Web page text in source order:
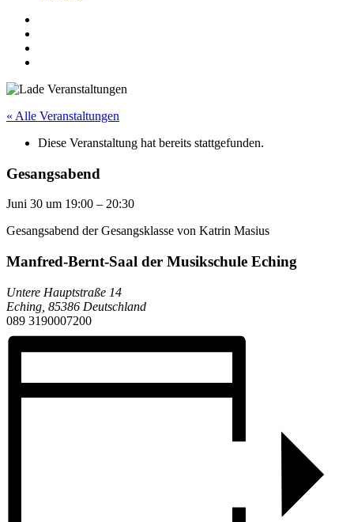
« Alle Veranstaltungen
Diese Veranstaltung hat bereits stattgefunden.
Gesangsabend
Juni 30 um 19:00 – 20:30
Gesangsabend der Gesangsklasse von Katrin Masius
Manfred-Bernt-Saal der Musikschule Eching
Untere Hauptstraße 14
Eching 85386 Deutschland
089 3190007200